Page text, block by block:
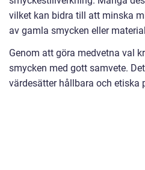
vilket kan bidra till att minska
av gamla smycken eller
Genom att göra medvetna val
smycken med gott samvete.
värdesätter hållbara och etiska